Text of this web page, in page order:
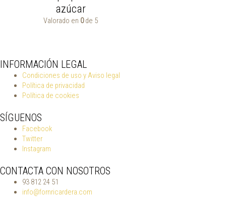
azúcar
Valorado en 0de 5
INFORMACIÓN LEGAL
Condiciones de uso y Aviso legal
Política de privacidad
Política de cookies
SÍGUENOS
Facebook
Twitter
Instagram
CONTACTA CON NOSOTROS
93 812 24 51
info@fornricardera.com